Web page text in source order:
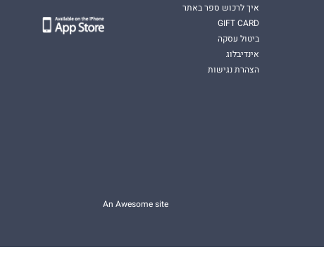
איך לרכוש ספר באתר
GIFT CARD
ביטול עסקה
אינדיבלוג
הצהרת נגישות
An Awesome site